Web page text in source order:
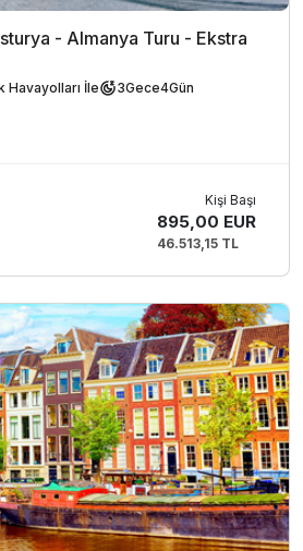
- Almanya Turu - Ekstra
Havayolları İle 3Gece4Gün
Kişi Başı
895,00 EUR
46.513,15 TL